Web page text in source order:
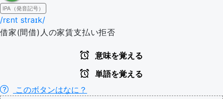
IPA（発音記号）
/rɛnt straɪk/
借家(間借)人の家賃支払い拒否
意味を覚える
単語を覚える
このボタンはなに？